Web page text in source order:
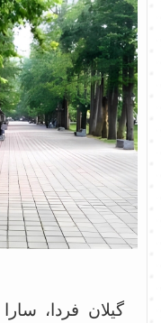
گیلان فردا،